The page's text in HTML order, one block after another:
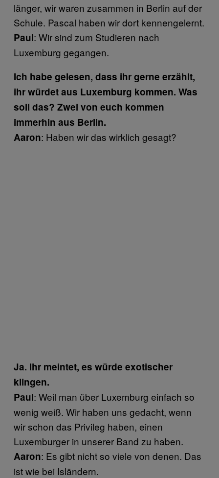
länger, wir waren zusammen in Berlin auf der
Schule. Pascal haben wir dort kennengelernt.
Paul: Wir sind zum Studieren nach
Luxemburg gegangen.
Ich habe gelesen, dass ihr gerne erzählt,
ihr würdet aus Luxemburg kommen. Was
soll das? Zwei von euch kommen
immerhin aus Berlin.
Aaron: Haben wir das wirklich gesagt?
Ja. Ihr meintet, es würde exotischer
klingen.
Paul: Weil man über Luxemburg einfach so
wenig weiß. Wir haben uns gedacht, wenn
wir schon das Privileg haben, einen
Luxemburger in unserer Band zu haben.
Aaron: Es gibt nicht so viele von denen. Das
ist wie bei Isländern.